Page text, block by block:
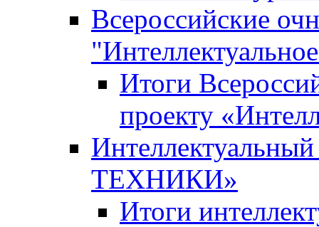
Всероссийские
Итоги
проекту
ТЕХНИКИ»
Итоги